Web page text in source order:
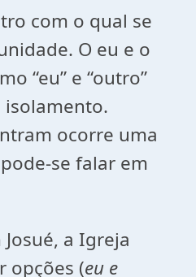
com o qual se
O eu e o
“eu” e “outro”
isolamento.
ocorre uma
se falar em
a Igreja
opções (eu e